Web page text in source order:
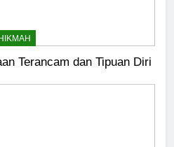
HIKMAH
Terancam dan Tipuan Diri